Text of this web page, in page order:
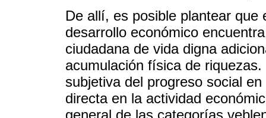
De allí, es posible plantear que
desarrollo económico
ciudadana de vida digna
acumulación física de
subjetiva del progreso social
directa en la actividad
general de las categorías